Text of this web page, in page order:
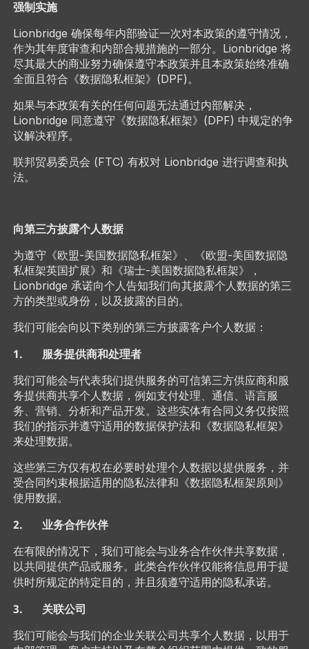
强制实施
Lionbridge 确保每年内部验证一次对本政策的遵守情况，
作为其年度审查和内部合规措施的一部分。Lionbridge 将
尽其最大的商业努力确保遵守本政策并且本政策始终准确
全面且符合《数据隐私框架》(DPF)。
如果与本政策有关的任何问题无法通过内部解决，
Lionbridge 同意遵守《数据隐私框架》(DPF) 中规定的争
议解决程序。
联邦贸易委员会 (FTC) 有权对 Lionbridge 进行调查和执
法。
向第三方披露个人数据
为遵守《欧盟-美国数据隐私框架》、《欧盟-美国数据隐
私框架英国扩展》和《瑞士-美国数据隐私框架》，
Lionbridge 承诺向个人告知我们向其披露个人数据的第三
方的类型或身份，以及披露的目的。
我们可能会向以下类别的第三方披露客户个人数据：
1. 服务提供商和处理者
我们可能会与代表我们提供服务的可信第三方供应商和服
务提供商共享个人数据，例如支付处理、通信、语言服
务、营销、分析和产品开发。这些实体有合同义务仅按照
我们的指示并遵守适用的数据保护法和《数据隐私框架》
来处理数据。
这些第三方仅有权在必要时处理个人数据以提供服务，并
受合同约束根据适用的隐私法律和《数据隐私框架原则》
使用数据。
2. 业务合作伙伴
在有限的情况下，我们可能会与业务合作伙伴共享数据，
以共同提供产品或服务。此类合作伙伴仅能将信息用于提
供时所规定的特定目的，并且须遵守适用的隐私承诺。
3. 关联公司
我们可能会与我们的企业关联公司共享个人数据，以用于